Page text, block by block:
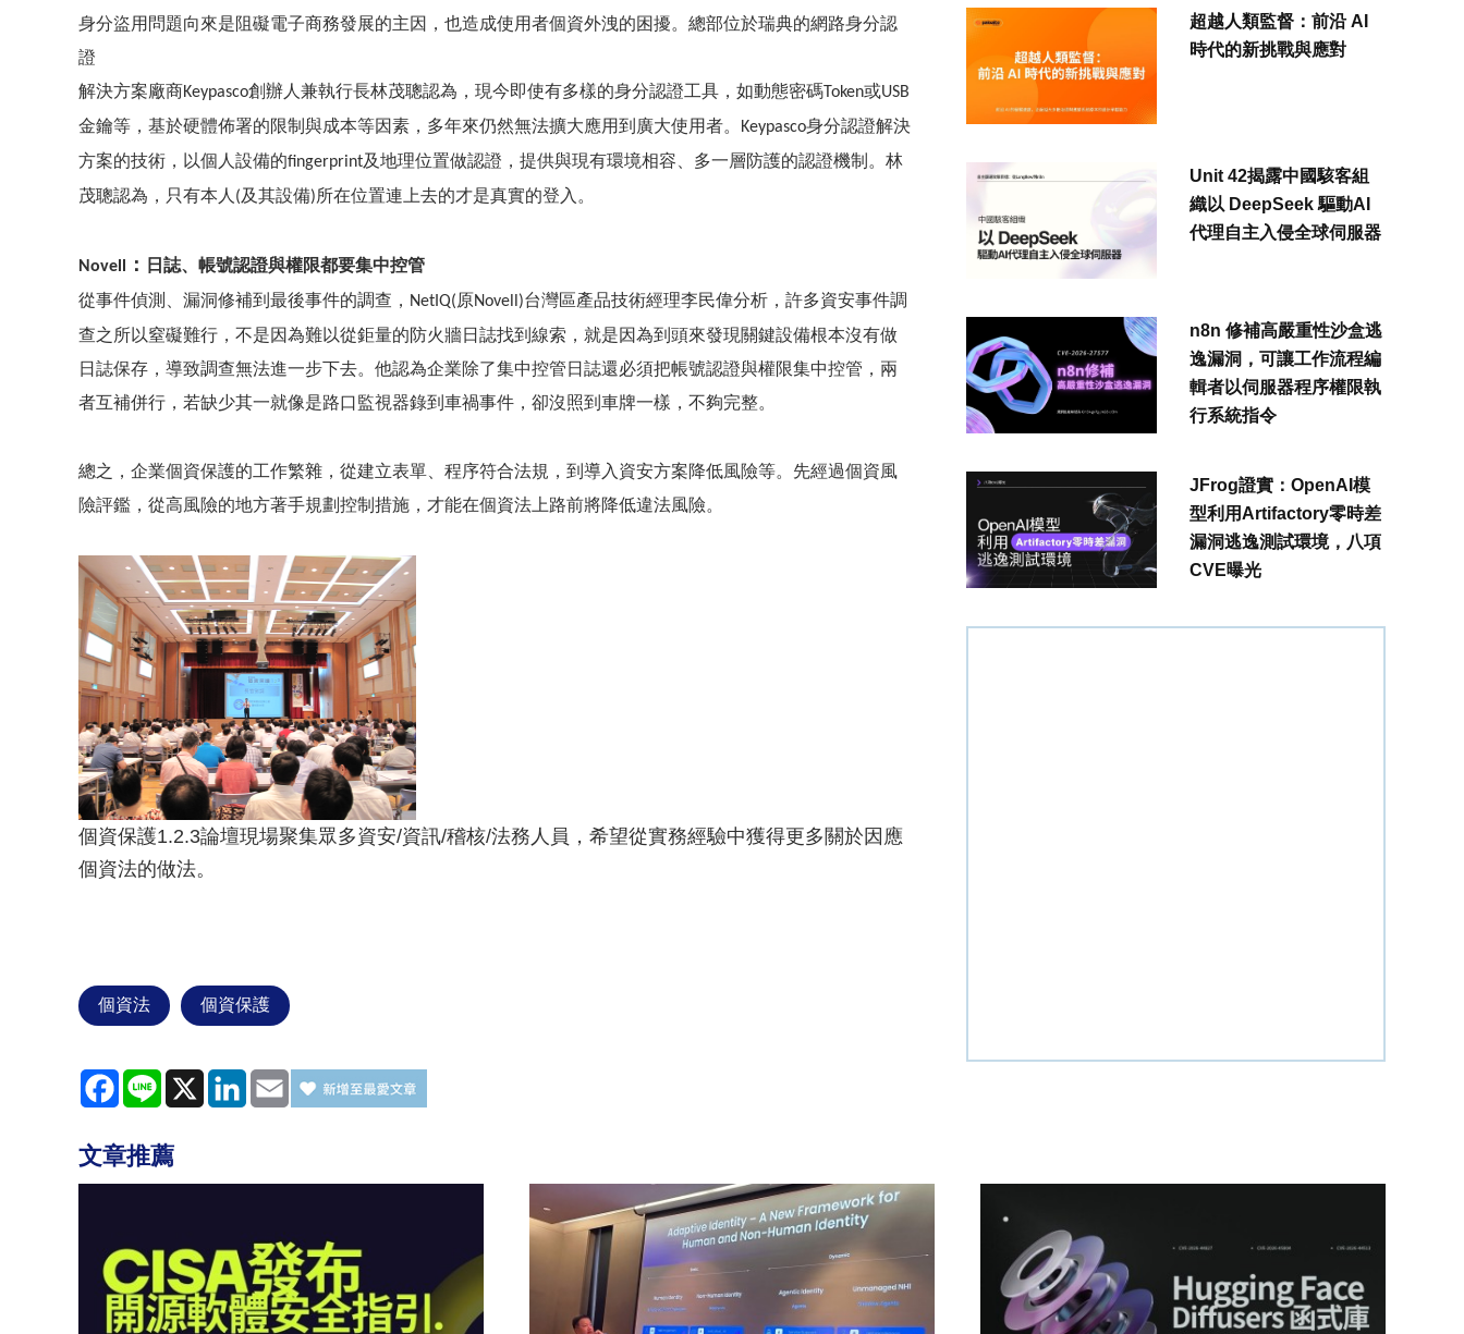
身分盜用問題向來是阻礙電子商務發展的主因，也造成使用者個資外洩的困擾。總部位於瑞典的網路身分認
證
解決方案廠商Keypasco創辦人兼執行長林茂聰認為，現今即使有多樣的身分認證工具，如動態密碼 Token或USB
金鑰等，基於硬體佈署的限制與成本等因素，多年來仍然無法擴大應用到廣大使用者。 Keypasco身分認證解決
方案的技術，以個人設備的fingerprint及地理位置做認證，提供與現有環境相容、多一層防護的認證機制。林
茂聰認為，只有本人 (及其設備)所在位置連上去的才是真實的登入。
Novell ：
日誌、帳號認證與權限都要集中控管
從事件偵測、漏洞修補到最後事件的調查， NetIQ(原Novell)台灣區產品技術經理李民偉分析，許多資安事件調
查之所以窒礙難行，不是因為難以從鉅量的防火牆日誌找到線索，就是因為到頭來發現關鍵設備根本沒有做
日誌保存，導致調查無法進一步下去。他認為企業除了集中控管日誌還必須把帳號認證與權限集中控管，兩
者互補併行，若缺少其一就像是路口監視器錄到車禍事件，卻沒照到車牌一樣，不夠完整。
總之，企業個資保護的工作繁雜，從建立表單、程序符合法規，到導入資安方案降低風險等。先經過個資風
險評鑑，從高風險的地方著手規劃控制措施，才能在個資法上路前將降低違法風險。
個資保護1.2.3論壇現場聚集眾多資安/資訊/稽核/法務人員，希望從實務經驗中獲得更多關於因應
個資法的做法。
個資法 個資保護
Facebook
Line X LinkedInEmail
超越人類監督：前沿 AI
時代的新挑戰與應對
Unit 42揭露中國駭客組
織以 DeepSeek 驅動AI
代理自主入侵全球伺服器
n8n 修補高嚴重性沙盒逃
逸漏洞，可讓工作流程編
輯者以伺服器程序權限執
行系統指令
JFrog證實：OpenAI模
型利用Artifactory零時差
漏洞逃逸測試環境，八項
CVE曝光
文章推薦